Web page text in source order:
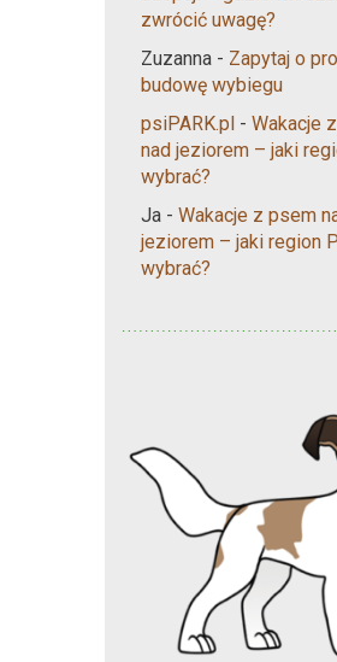
zwrócić uwagę?
Zuzanna - Zapytaj o
budowę wybiegu
psiPARK.pl - Wakacje
nad jeziorem – jaki
wybrać?
Ja - Wakacje z psem
jeziorem – jaki region
wybrać?